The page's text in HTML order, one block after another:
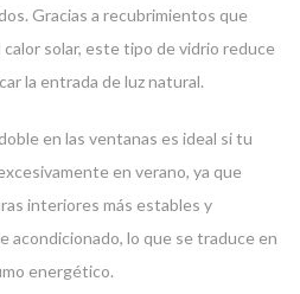
Gracias a recubrimientos que
solar, este tipo de vidrio reduce
la entrada de luz natural.
en las ventanas es ideal si tu
en verano, ya que
interiores más estables y
acondicionado, lo que se traduce en
energético.